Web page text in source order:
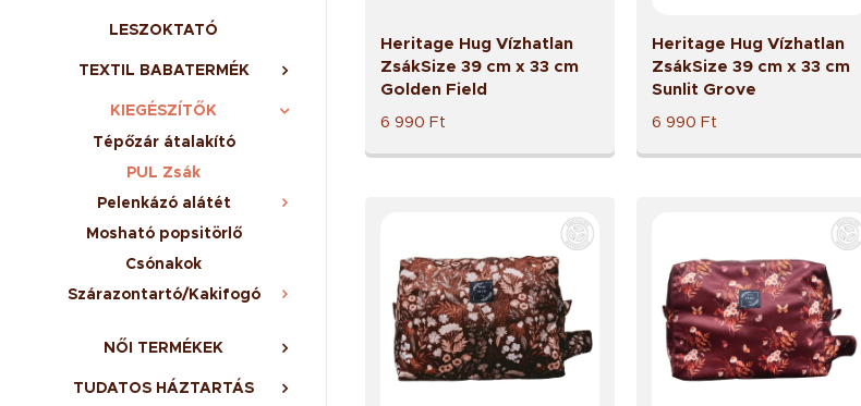
LESZOKTATÓ
TEXTIL BABATERMÉK
KIEGÉSZÍTŐK
Tépőzár átalakító
PUL Zsák
Pelenkázó alátét
Mosható popsitörlő
Csónakok
Szárazontartó/Kakifogó
NŐI TERMÉKEK
TUDATOS HÁZTARTÁS
Heritage Hug Vízhatlan
ZsákSize 39 cm x 33 cm
Golden Field
6 990 Ft
Heritage Hug Vízhatlan
ZsákSize 39 cm x 33 cm
Sunlit Grove
6 990 Ft